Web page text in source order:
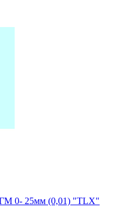
ГМ 0- 25мм (0,01) "TLX"